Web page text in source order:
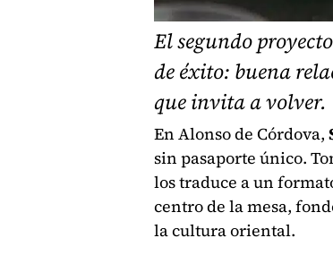
El segundo
de éxito: buena
que invita a volver.
En Alonso de Córdova,
sin pasaporte único.
los traduce a un
centro de la mesa,
la cultura oriental.